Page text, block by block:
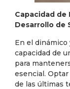
Capacidad de
Desarrollo de
En el
capacidad de
para
esencial.
de las últimas